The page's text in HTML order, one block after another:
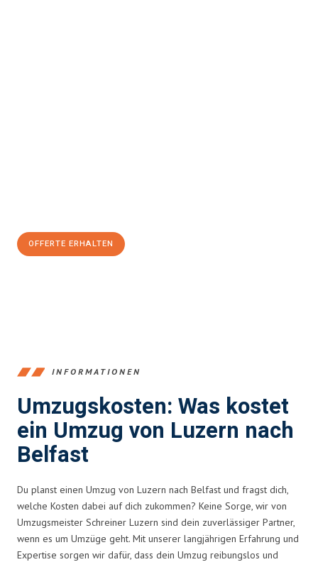
OFFERTE ERHALTEN
INFORMATIONEN
Umzugskosten: Was kostet
ein Umzug von Luzern nach
Belfast
Du planst einen Umzug von Luzern nach Belfast und fragst dich,
welche Kosten dabei auf dich zukommen? Keine Sorge, wir von
Umzugsmeister Schreiner Luzern sind dein zuverlässiger Partner,
wenn es um Umzüge geht. Mit unserer langjährigen Erfahrung und
Expertise sorgen wir dafür, dass dein Umzug reibungslos und